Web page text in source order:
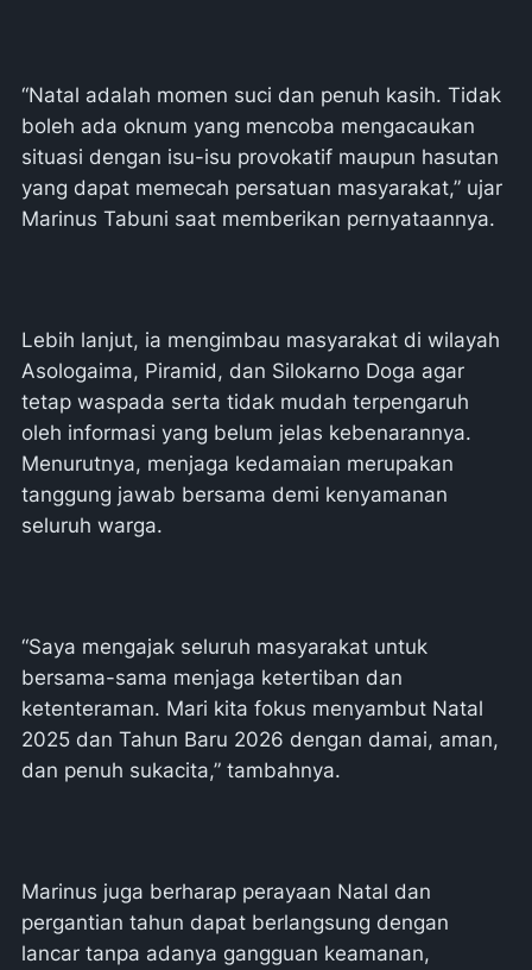
“Natal adalah momen suci dan penuh kasih. Tidak
boleh ada oknum yang mencoba mengacaukan
situasi dengan isu-isu provokatif maupun hasutan
yang dapat memecah persatuan masyarakat,” ujar
Marinus Tabuni saat memberikan pernyataannya.
Lebih lanjut, ia mengimbau masyarakat di wilayah
Asologaima, Piramid, dan Silokarno Doga agar
tetap waspada serta tidak mudah terpengaruh
oleh informasi yang belum jelas kebenarannya.
Menurutnya, menjaga kedamaian merupakan
tanggung jawab bersama demi kenyamanan
seluruh warga.
“Saya mengajak seluruh masyarakat untuk
bersama-sama menjaga ketertiban dan
ketenteraman. Mari kita fokus menyambut Natal
2025 dan Tahun Baru 2026 dengan damai, aman,
dan penuh sukacita,” tambahnya.
Marinus juga berharap perayaan Natal dan
pergantian tahun dapat berlangsung dengan
lancar tanpa adanya gangguan keamanan,